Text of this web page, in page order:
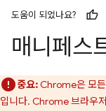
도움이 되었나요?
매니페스
중요:Chrome은 모
입니다. Chrome 브라우